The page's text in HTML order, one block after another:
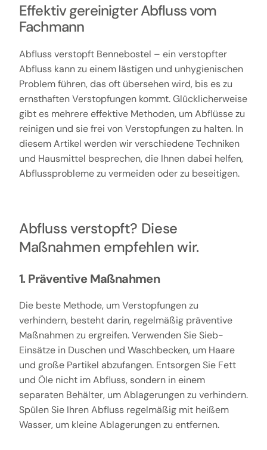
Effektiv gereinigter Abfluss vom
Fachmann
Abfluss verstopft Bennebostel – ein verstopfter
Abfluss kann zu einem lästigen und unhygienischen
Problem führen, das oft übersehen wird, bis es zu
ernsthaften Verstopfungen kommt. Glücklicherweise
gibt es mehrere effektive Methoden, um Abflüsse zu
reinigen und sie frei von Verstopfungen zu halten. In
diesem Artikel werden wir verschiedene Techniken
und Hausmittel besprechen, die Ihnen dabei helfen,
Abflussprobleme zu vermeiden oder zu beseitigen.
Abfluss verstopft? Diese
Maßnahmen empfehlen wir.
1. Präventive Maßnahmen
Die beste Methode, um Verstopfungen zu
verhindern, besteht darin, regelmäßig präventive
Maßnahmen zu ergreifen. Verwenden Sie Sieb-
Einsätze in Duschen und Waschbecken, um Haare
und große Partikel abzufangen. Entsorgen Sie Fett
und Öle nicht im Abfluss, sondern in einem
separaten Behälter, um Ablagerungen zu verhindern.
Spülen Sie Ihren Abfluss regelmäßig mit heißem
Wasser, um kleine Ablagerungen zu entfernen.